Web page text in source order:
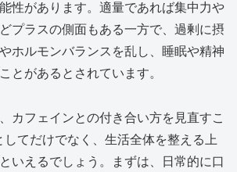
性があります。適量であれば集中力や
プラスの側面もある一方で、過剰に摂
ホルモンバランスを乱し、睡眠や精神
とがあるとされています。
カフェインとの付き合い方を見直すこ
してだけでなく、生活全体を整える上
いえるでしょう。まずは、日常的に口